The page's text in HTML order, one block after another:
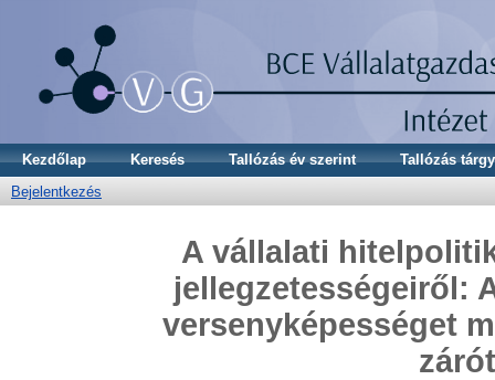
Kezdőlap Keresés Tallózás év szerint
Tallózás
Bejelentkezés
A vállalati
jellegzetességeiről:
versenyképességet